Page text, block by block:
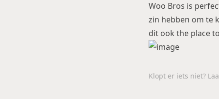
Woo Bros is
zin hebben om te
dit ook the place
Klopt er iets niet?